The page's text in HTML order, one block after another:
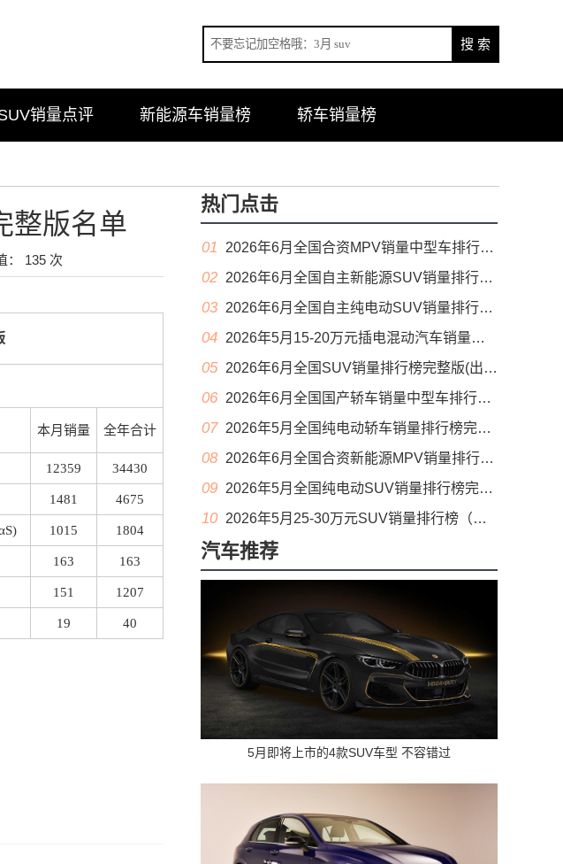
销量点评 新能源车销量榜 轿车销量榜
整版名单
： 135 次
本月销量 全年合计
12359 34430
1481 4675
1015 1804
163 163
151 1207
19 40
热门点击
01 2026年6月全国合资MPV销量中型车排行榜完整版(零售量
02 2026年6月全国自主新能源SUV销量排行榜完整版(零售量
03 2026年6月全国自主纯电动SUV销量排行榜完整版(零售量
04 2026年5月15-20万元插电混动汽车销量排行榜（零售量）
05 2026年6月全国SUV销量排行榜完整版(出口量
06 2026年6月全国国产轿车销量中型车排行榜完整版(零售量
07 2026年5月全国纯电动轿车销量排行榜完整版(批发量
08 2026年6月全国合资新能源MPV销量排行榜完整版(零售量
09 2026年5月全国纯电动SUV销量排行榜完整版(零售量
10 2026年5月25-30万元SUV销量排行榜（零售量）
汽车推荐
5月即将上市的4款SUV车型 不容错过